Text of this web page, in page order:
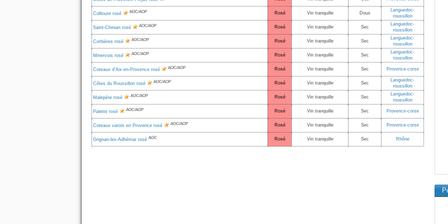
Collioure rosé AOC/AOP Rosé Vin tranquille Doux
Languedoc-
roussillon
Saint-Chinian rosé AOC/AOP Rosé Vin tranquille Sec
Languedoc-
roussillon
Corbières rosé AOC/AOP Rosé Vin tranquille Sec
Languedoc-
roussillon
Minervois rosé AOC/AOP Rosé Vin tranquille Sec
Languedoc-
roussillon
Coteaux d'Aix-en-Provence rosé AOC/AOP Rosé Vin tranquille Sec Provence-corse
Côtes du Roussillon rosé AOC/AOP Rosé Vin tranquille Sec
Languedoc-
roussillon
Malepère rosé AOC/AOP Rosé Vin tranquille Sec
Languedoc-
roussillon
Palette rosé AOC/AOP Rosé Vin tranquille Sec Provence-corse
Coteaux varois en Provence rosé AOC/AOP Rosé Vin tranquille Sec Provence-corse
Grignan-les-Adhémar rosé AOC Rosé Vin tranquille Sec Rhône